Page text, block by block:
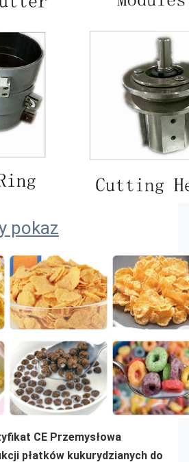
pokaz
CE Przemysłowa
płatków kukurydzianych do